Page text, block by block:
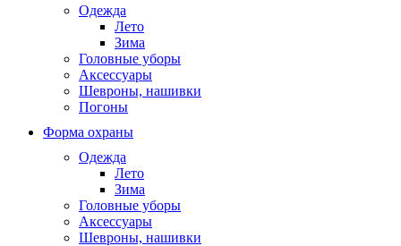
Одежда
Лето
Зима
Головные уборы
Аксессуары
Шевроны, нашивки
Погоны
Форма охраны
Одежда
Лето
Зима
Головные уборы
Аксессуары
Шевроны, нашивки